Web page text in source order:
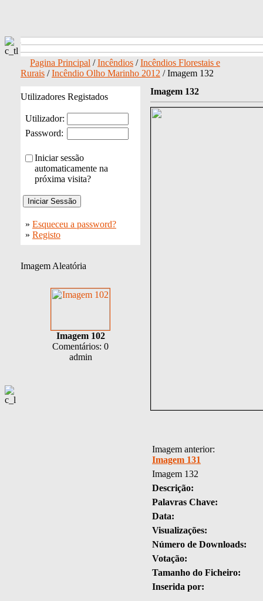
Pagina Principal /Incêndios /Incêndios Florestais e
Rurais /Incêndio Olho Marinho 2012 / Imagem 132
Utilizadores Registados
Utilizador:
Password:
Iniciar sessão
automaticamente na
próxima visita?
» Esqueceu a password?
» Registo
Imagem Aleatória
Imagem 102
Comentários: 0
admin
Imagem 132
Imagem anterior:
Imagem 131
Imagem 132
Descrição:
Palavras Chave:
Data:
Visualizações:
Número de Downloads:
Votação:
Tamanho do Ficheiro:
Inserida por: